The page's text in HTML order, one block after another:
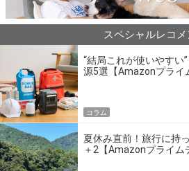
スペシャルレコメ
“結局これが使いやすい
源5選【Amazonプライ
コラム
夏休み直前！旅行に持
＋2【Amazonプライム